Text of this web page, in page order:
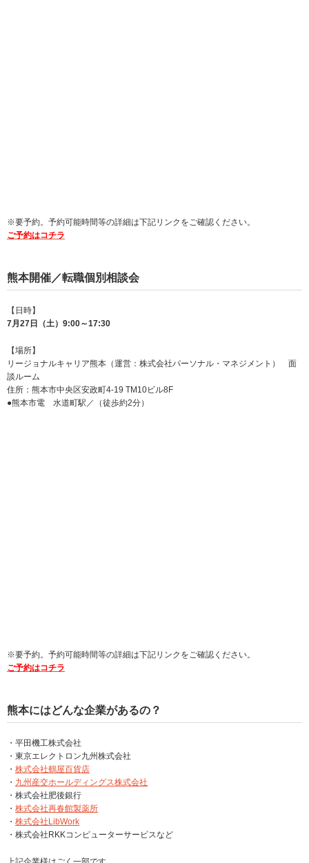
※要予約。予約可能時間等の詳細は下記リンクをご確認ください。
ご予約はコチラ
熊本開催／転職個別相談会
【日時】
7月27日（土）9:00～17:30
【場所】
リージョナルキャリア熊本（運営：株式会社パーソナル・マネジメント） 面
談ルーム
住所：熊本市中央区安政町4-19 TM10ビル8F
●熊本市電 水道町駅／（徒歩約2分）
※要予約。予約可能時間等の詳細は下記リンクをご確認ください。
ご予約はコチラ
熊本にはどんな企業があるの？
・平田機工株式会社
・東京エレクトロン九州株式会社
・ 株式会社鶴屋百貨店
・ 九州産交ホールディングス株式会社
・株式会社肥後銀行
・ 株式会社再春館製薬所
・ 株式会社LibWork
・株式会社RKKコンピューターサービスなど